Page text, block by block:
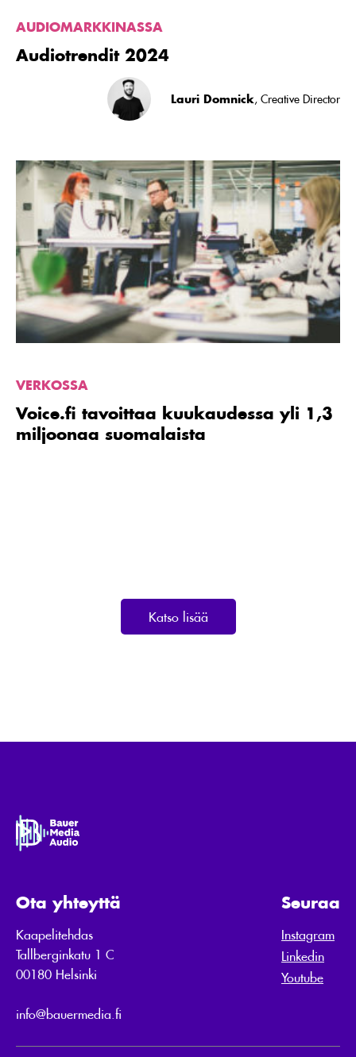
AUDIOMARKKINASSA
Audiotrendit 2024
Lauri Domnick, Creative Director
Lue
artikkeli
Voice.fi
tavoittaa
kuukaudessa
yli
1,3
miljoonaa
suomalaista
VERKOSSA
Voice.fi tavoittaa kuukaudessa yli 1,3
miljoonaa suomalaista
Katso lisää
Ota yhteyttä
Kaapelitehdas
Tallberginkatu 1 C
00180 Helsinki
info@bauermedia.fi
Seuraa
Instagram
Linkedin
Youtube